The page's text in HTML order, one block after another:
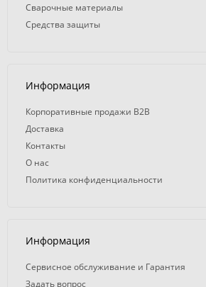
Сварочные материалы
Средства защиты
Информация
Корпоративные продажи B2B
Доставка
Контакты
О нас
Политика конфиденциальности
Информация
Сервисное обслуживание и Гарантия
Задать вопрос